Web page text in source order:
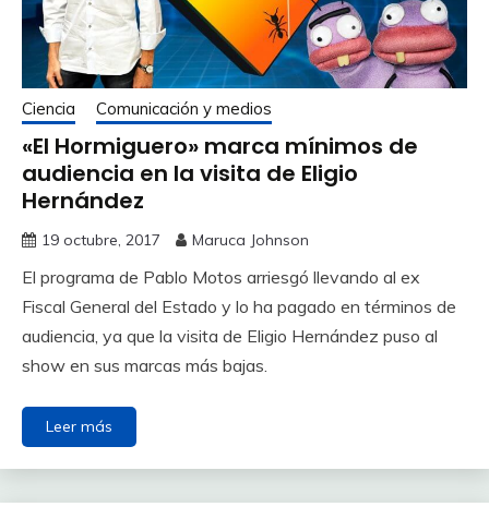
Ciencia Comunicación y medios
«El Hormiguero» marca mínimos de
audiencia en la visita de Eligio
Hernández
19 octubre, 2017 Maruca Johnson
El programa de Pablo Motos arriesgó llevando al ex
Fiscal General del Estado y lo ha pagado en términos de
audiencia, ya que la visita de Eligio Hernández puso al
show en sus marcas más bajas.
Leer más